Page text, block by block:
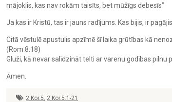
mājoklis, kas nav rokām taisīts, bet mūžīgs debesīs”
Ja kas ir Kristū, tas ir jauns radījums. Kas bijis, ir
Citā vēstulē apustulis apzīmē šī laika grūtības kā
(Rom.8:18)
Gluži, kā nevar salīdzināt telti ar varenu godības pilnu
Āmen.
2.Kor.5, 2.Kor.5:1-21